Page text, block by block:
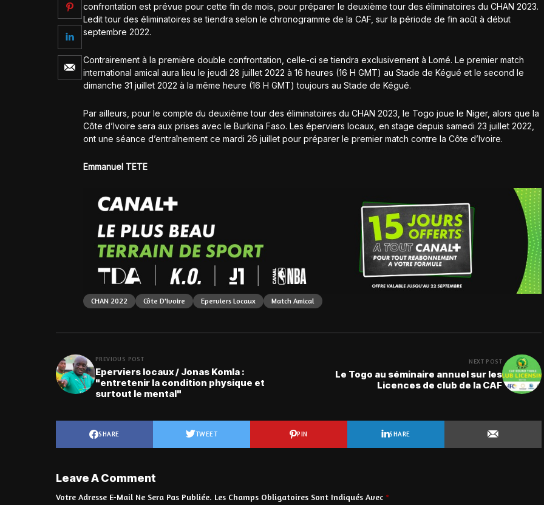
confrontation est prévue pour cette fin de mois, pour préparer le deuxième tour des éliminatoires du CHAN 2023.
Ledit tour des éliminatoires se tiendra selon le chronogramme de la CAF, sur la période de fin août à début
septembre 2022.
Contrairement à la première double confrontation, celle-ci se tiendra exclusivement à Lomé. Le premier match
international amical aura lieu le jeudi 28 juillet 2022 à 16 heures (16 H GMT) au Stade de Kégué et le second le
dimanche 31 juillet 2022 à la même heure (16 H GMT) toujours au Stade de Kégué.
Par ailleurs, pour le compte du deuxième tour des éliminatoires du CHAN 2023, le Togo joue le Niger, alors que la
Côte d’Ivoire sera aux prises avec le Burkina Faso. Les éperviers locaux, en stage depuis samedi 23 juillet 2022,
ont une séance d’entraînement ce mardi 26 juillet pour préparer le premier match contre la Côte d’Ivoire.
Emmanuel TETE
CHAN 2022 Côte D'Ivoire Eperviers Locaux Match Amical
PREVIOUS POST
Eperviers locaux / Jonas Komla :
"entretenir la condition physique et
surtout le mental"
NEXT POST
Le Togo au séminaire annuel sur les
Licences de club de la CAF
SHARE TWEET PIN SHARE
Leave A Comment
Votre Adresse E-Mail Ne Sera Pas Publiée. Les Champs Obligatoires Sont Indiqués Avec *